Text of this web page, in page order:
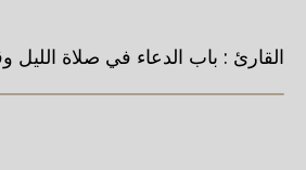
القارئ : باب الدعاء في صلاة الليل